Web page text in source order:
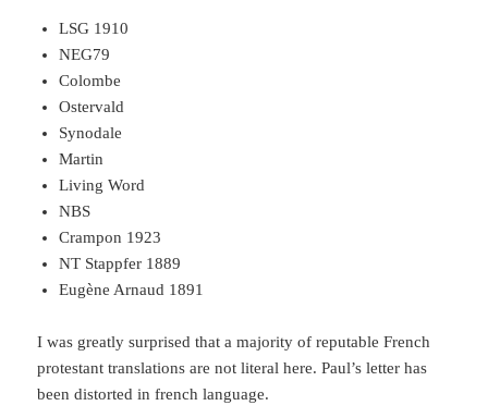
LSG 1910
NEG79
Colombe
Ostervald
Synodale
Martin
Living Word
NBS
Crampon 1923
NT Stappfer 1889
Eugène Arnaud 1891
I was greatly surprised that a majority of reputable French
protestant translations are not literal here. Paul’s letter has
been distorted in french language.